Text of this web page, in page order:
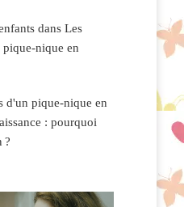
dans Les
nique en
d'un pique-nique en
: pourquoi
?